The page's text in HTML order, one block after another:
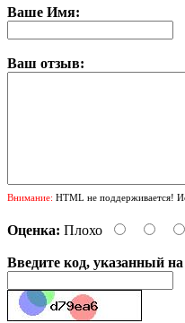
Ваше Имя:
Ваш отзыв:
Внимание: HTML не поддерживается!
Оценка: Плохо
Введите код, указанный